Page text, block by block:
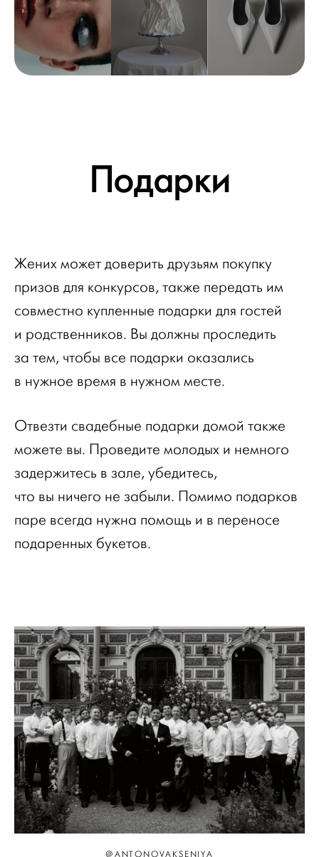
Подарки
Жених может доверить друзьям покупку
призов для конкурсов, также передать им
совместно купленные подарки для гостей
и родственников. Вы должны проследить
за тем, чтобы все подарки оказались
в нужное время в нужном месте.
Отвезти свадебные подарки домой также
можете вы. Проведите молодых и немного
задержитесь в зале, убедитесь,
что вы ничего не забыли. Помимо подарков
паре всегда нужна помощь и в переносе
подаренных букетов.
@ANTONOVAKSENIYA